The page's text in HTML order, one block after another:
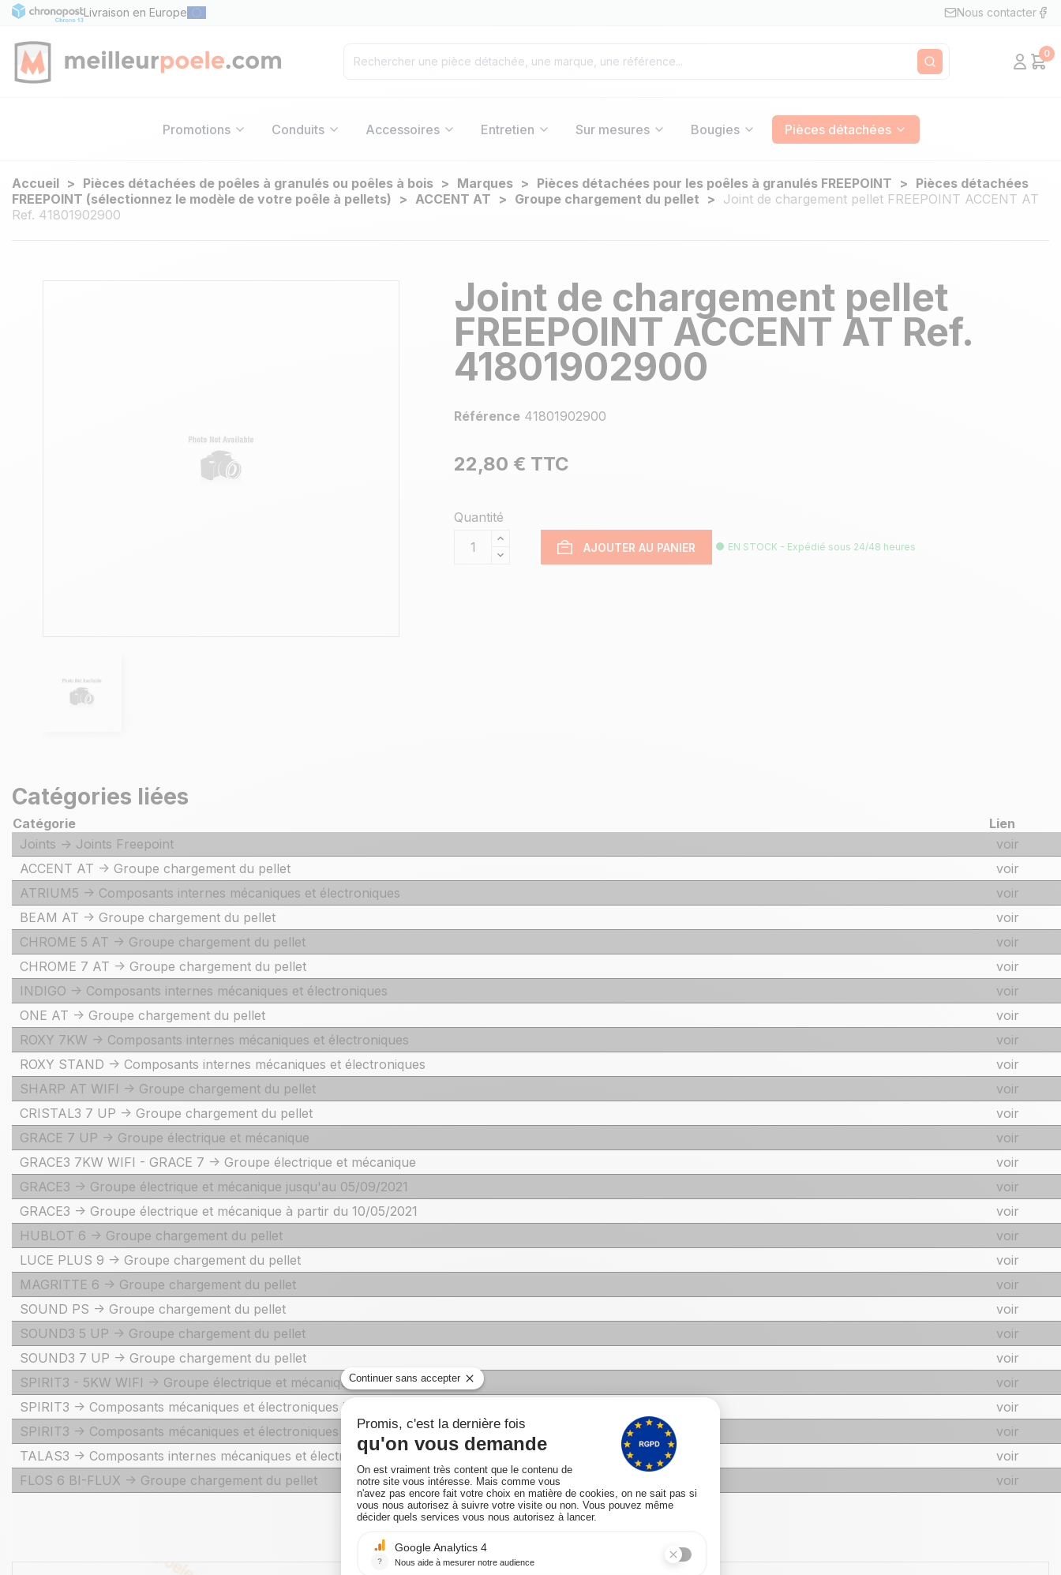
Livraison en Europe Nous contacter
Rechercher Mon
0
Promotions Conduits Accessoires Entretien Sur mesures Bougies Pièces détachées
Accueil Pièces détachées de poêles à granulés ou poêles à bois Marques Pièces détachées pour les poêles à granulés FREEPOINT
Pièces détachées
FREEPOINT (sélectionnez le modèle de votre poêle à pellets)
ACCENT AT Groupe chargement du pellet
Joint de chargement pellet FREEPOINT ACCENT AT
Ref. 41801902900
Joint de chargement pellet
FREEPOINT ACCENT AT Ref.
41801902900
Référence 41801902900
22,80 € TTC
Quantité
AJOUTER AU PANIER EN STOCK - Expédié sous 24/48 heures
Catégories liées
Catégorie
Lien
Joints -> Joints Freepoint
voir
ACCENT AT -> Groupe chargement du pellet
voir
ATRIUM5 -> Composants internes mécaniques et électroniques
voir
BEAM AT -> Groupe chargement du pellet
voir
CHROME 5 AT -> Groupe chargement du pellet
voir
CHROME 7 AT -> Groupe chargement du pellet
voir
INDIGO -> Composants internes mécaniques et électroniques
voir
ONE AT -> Groupe chargement du pellet
voir
ROXY 7KW -> Composants internes mécaniques et électroniques
voir
ROXY STAND -> Composants internes mécaniques et électroniques
voir
SHARP AT WIFI -> Groupe chargement du pellet
voir
CRISTAL3 7 UP -> Groupe chargement du pellet
voir
GRACE 7 UP -> Groupe électrique et mécanique
voir
GRACE3 7KW WIFI - GRACE 7 -> Groupe électrique et mécanique
voir
GRACE3 -> Groupe électrique et mécanique jusqu'au 05/09/2021
voir
GRACE3 -> Groupe électrique et mécanique à partir du 10/05/2021
voir
HUBLOT 6 -> Groupe chargement du pellet
voir
LUCE PLUS 9 -> Groupe chargement du pellet
voir
MAGRITTE 6 -> Groupe chargement du pellet
voir
SOUND PS -> Groupe chargement du pellet
voir
SOUND3 5 UP -> Groupe chargement du pellet
voir
SOUND3 7 UP -> Groupe chargement du pellet
voir
SPIRIT3 - 5KW WIFI -> Groupe électrique et mécanique
voir
SPIRIT3 -> Composants mécaniques et électroniques internes jusqu'au 09/05/2021
voir
SPIRIT3 -> Composants mécaniques et électroniques internes à partir du 10/05/2021
voir
TALAS3 -> Composants internes mécaniques et électroniques
voir
FLOS 6 BI-FLUX -> Groupe chargement du pellet
voir
VOUS AIMEREZ AUSSI